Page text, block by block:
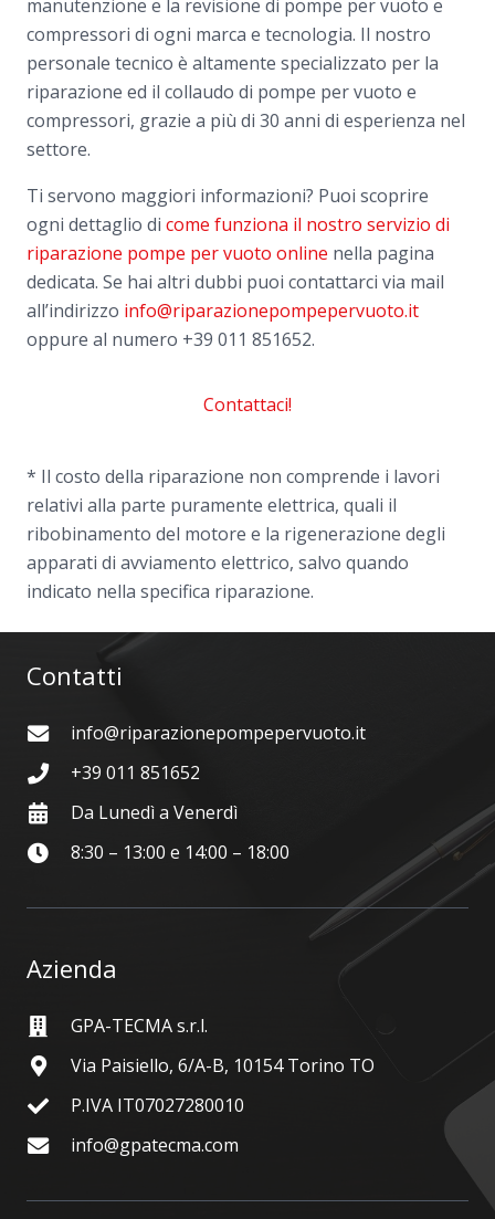
manutenzione e la revisione di pompe per vuoto e
compressori di ogni marca e tecnologia. Il nostro
personale tecnico è altamente specializzato per la
riparazione ed il collaudo di pompe per vuoto e
compressori, grazie a più di 30 anni di esperienza nel
settore.
Ti servono maggiori informazioni? Puoi scoprire
ogni dettaglio di come funziona il nostro servizio di
riparazione pompe per vuoto online nella pagina
dedicata. Se hai altri dubbi puoi contattarci via mail
all’indirizzo info@riparazionepompepervuoto.it
oppure al numero +39 011 851652.
Contattaci!
* Il costo della riparazione non comprende i lavori
relativi alla parte puramente elettrica, quali il
ribobinamento del motore e la rigenerazione degli
apparati di avviamento elettrico, salvo quando
indicato nella specifica riparazione.
Contatti
info@riparazionepompepervuoto.it
+39 011 851652
Da Lunedì a Venerdì
8:30 – 13:00 e 14:00 – 18:00
Azienda
GPA-TECMA s.r.l.
Via Paisiello, 6/A-B, 10154 Torino TO
P.IVA IT07027280010
info@gpatecma.com